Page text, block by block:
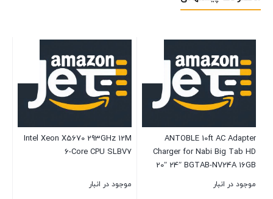
ANTOBLE 10ft AC Adapter
Charger for Nabi Big Tab HD
20″ 24″ BGTAB-NV24A 16GB
HD24 Big Tablet Power Supply
موجود در انبار
Intel Xeon X5670 293GHz 12M
6-Core CPU SLBV7
موجود در انبار